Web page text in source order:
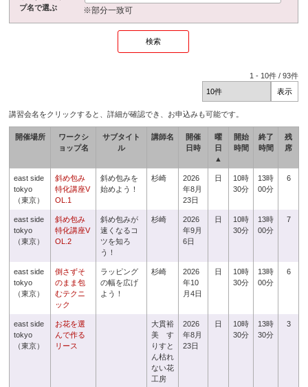
プ名で選ぶ
※部分一致可
1 - 10件 /93件
講習会名をクリックすると、詳細が確認でき、お申込みも可能です。
開催場所
ワークシ
ョップ名
サブタイト
ル
講師名
開催
日時
曜
日
▲
開始
時間
終了
時間
残
席
east side
tokyo
（東京）
斜め包み
特化講座V
OL.1
斜め包みを
始めよう！
杉崎
2026
年8月
23日
日
10時
30分
13時
00分
6
east side
tokyo
（東京）
斜め包み
特化講座V
OL.2
斜め包みが
速くなるコ
ツを知ろ
う！
杉崎
2026
年9月
6日
日
10時
30分
13時
00分
7
east side
tokyo
（東京）
倒さずそ
のまま包
むテクニ
ック
ラッピング
の幅を広げ
よう！
杉崎
2026
年10
月4日
日
10時
30分
13時
00分
6
east side
tokyo
（東京）
お花を選
んで作る
リース
大貫裕
美 す
りすと
ん枯れ
ない花
工房
2026
年8月
23日
日
10時
30分
13時
30分
3